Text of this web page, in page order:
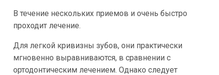
В течение нескольких приемов и очень быстро
проходит лечение.
Для легкой кривизны зубов, они практически
мгновенно выравниваются, в сравнении с
ортодонтическим лечением. Однако следует